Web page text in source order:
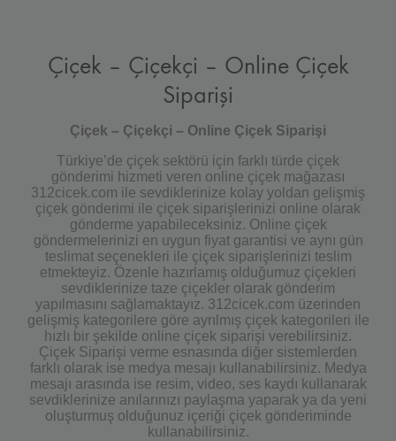
Çiçek – Çiçekçi – Online Çiçek
Siparişi
Çiçek – Çiçekçi – Online Çiçek Siparişi
Türkiye’de çiçek sektörü için farklı türde çiçek
gönderimi hizmeti veren online çiçek mağazası
312cicek.com ile sevdiklerinize kolay yoldan gelişmiş
çiçek gönderimi ile çiçek siparişlerinizi online olarak
gönderme yapabileceksiniz. Online çiçek
göndermelerinizi en uygun fiyat garantisi ve aynı gün
teslimat seçenekleri ile çiçek siparişlerinizi teslim
etmekteyiz. Özenle hazırlamış olduğumuz çiçekleri
sevdiklerinize taze çiçekler olarak gönderim
yapılmasını sağlamaktayız. 312cicek.com üzerinden
gelişmiş kategorilere göre ayrılmış çiçek kategorileri ile
hızlı bir şekilde online çiçek siparişi verebilirsiniz.
Çiçek Siparişi verme esnasında diğer sistemlerden
farklı olarak ise medya mesajı kullanabilirsiniz. Medya
mesajı arasında ise resim, video, ses kaydı kullanarak
sevdiklerinize anılarınızı paylaşma yaparak ya da yeni
oluşturmuş olduğunuz içeriği çiçek gönderiminde
kullanabilirsiniz.